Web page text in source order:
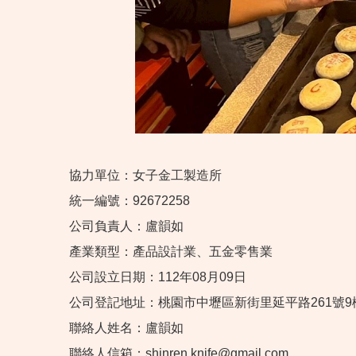
協力單位：女子金工製造所
統一編號：92672258
公司負責人：盧韻如
產業類型：產品設計業、五金零售業
公司設立日期：112年08月09日
公司登記地址：桃園市中壢區新街里延平路261號9
聯絡人姓名：盧韻如
聯絡人信箱：shinren.knife@gmail.com